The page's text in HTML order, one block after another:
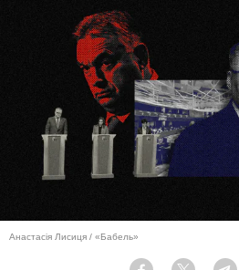
Анастасія Лисиця / «Бабель»